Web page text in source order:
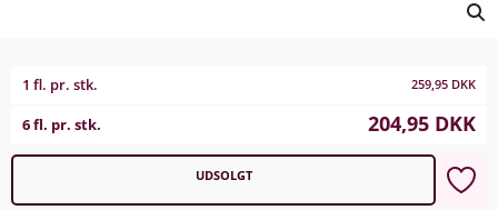
1 fl. pr. stk. 259,95 DKK
6 fl. pr. stk. 204,95 DKK
UDSOLGT